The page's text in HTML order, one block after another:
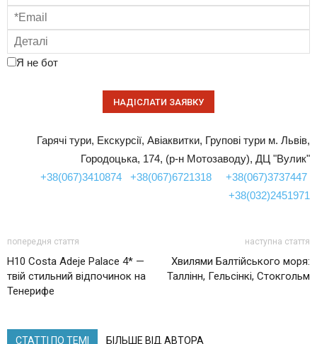
Я не бот
Гарячі тури, Екскурсії, Авіаквитки, Групові тури м. Львів,
Городоцька, 174, (р-н Мотозаводу), ДЦ "Вулик"
+38(067)3410874
+38(067)6721318
+38(067)3737447
+38(032)2451971
попередня стаття
H10 Costa Adeje Palace 4* —
твій стильний відпочинок на
Тенерифе
наступна стаття
Хвилями Балтійського моря:
Таллінн, Гельсінкі, Стокгольм
СТАТТІ ПО ТЕМІ БІЛЬШЕ ВІД АВТОРА